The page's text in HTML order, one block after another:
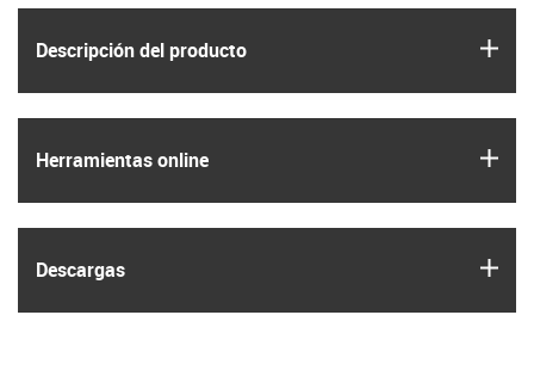
Descripción del producto
Herramientas online
Descargas